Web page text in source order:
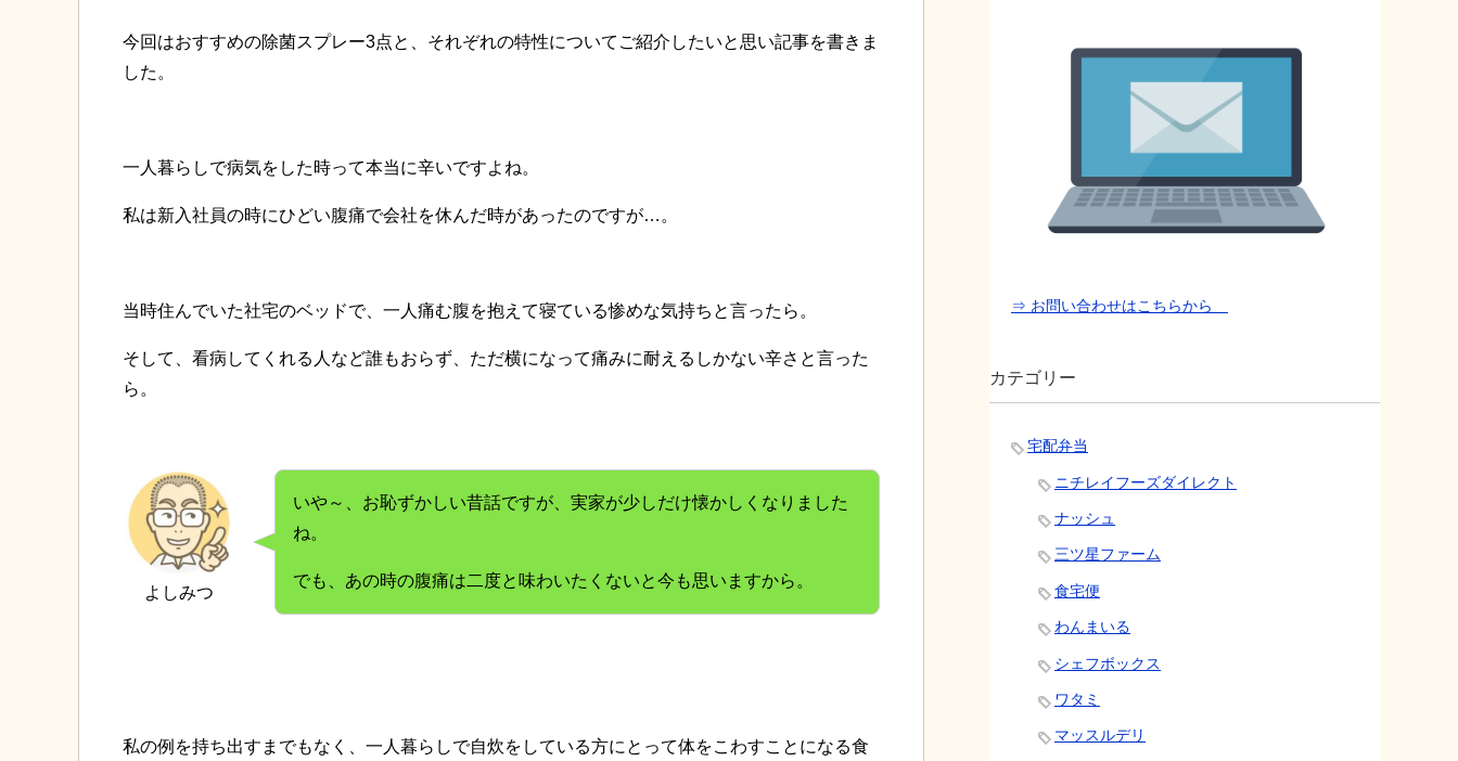
今回はおすすめの除菌スプレー3点と、それぞれの特性についてご紹介したいと思い記事を書きま
した。
一人暮らしで病気をした時って本当に辛いですよね。
私は新入社員の時にひどい腹痛で会社を休んだ時があったのですが…。
当時住んでいた社宅のベッドで、一人痛む腹を抱えて寝ている惨めな気持ちと言ったら。
そして、看病してくれる人など誰もおらず、ただ横になって痛みに耐えるしかない辛さと言った
ら。
よしみつ
いや～、お恥ずかしい昔話ですが、実家が少しだけ懐かしくなりました
ね。
でも、あの時の腹痛は二度と味わいたくないと今も思いますから。
私の例を持ち出すまでもなく、一人暮らしで自炊をしている方にとって体をこわすことになる食
⇒ お問い合わせはこちらから
カテゴリー
宅配弁当
ニチレイフーズダイレクト
ナッシュ
三ツ星ファーム
食宅便
わんまいる
シェフボックス
ワタミ
マッスルデリ